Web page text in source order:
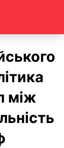
між